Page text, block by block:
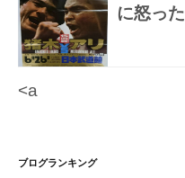
に怒った
<a
ブログランキング